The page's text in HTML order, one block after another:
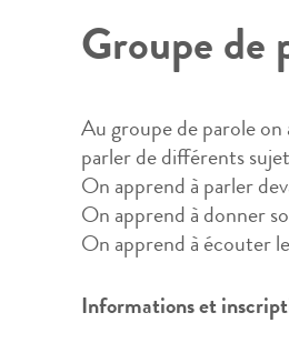
Groupe de
Au groupe de parole on
parler de différents
On apprend à parler
On apprend à donner
On apprend à écouter
Informations et